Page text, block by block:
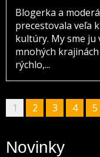
Blogerka a
precestovala veľa
kultúry. My sme ju
mnohých
rýchlo,...
1 2 3 4 5
Novinky